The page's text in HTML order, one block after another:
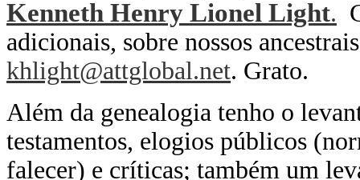
Kenneth Henry Lionel Light.
adicionais, sobre nossos
khlight@attglobal.net. Grato.
Além da genealogia tenho o
testamentos, elogios públicos
falecer) e críticas; também um